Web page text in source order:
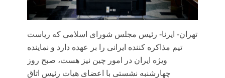
تهران- ایرنا- رئیس مجلس شورای اسلامی که ریاست
تیم مذاکره کننده ایرانی را بر عهده دارد و نماینده
ویژه ایران در امور چین نیز هست، صبح روز
چهارشنبه نشستی با اعضای هیات رئیس اتاق